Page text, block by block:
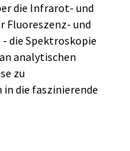
die Infrarot- und
Fluoreszenz- und
die Spektroskopie
analytischen
zu
in die faszinierende